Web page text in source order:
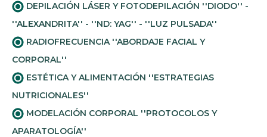
DEPILACIÓN LÁSER Y FOTODEPILACIÓN ''DIODO'' -
''ALEXANDRITA'' - ''ND: YAG'' - ''LUZ PULSADA''
RADIOFRECUENCIA ''ABORDAJE FACIAL Y
CORPORAL''
ESTÉTICA Y ALIMENTACIÓN ''ESTRATEGIAS
NUTRICIONALES''
MODELACIÓN CORPORAL ''PROTOCOLOS Y
APARATOLOGÍA''